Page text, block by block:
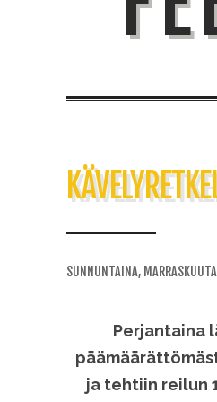
SUNNUNTAINA,
Perjantaina
ja tehtiin reilun